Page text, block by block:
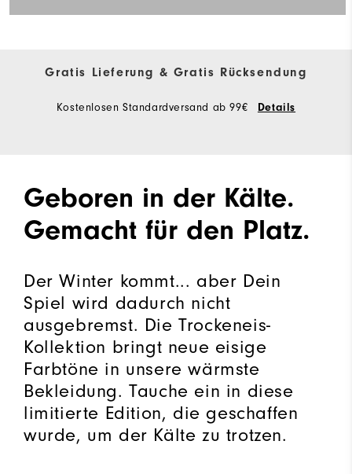
Gratis Lieferung & Gratis Rücksendung
Kostenlosen Standardversand ab 99€ Details
Geboren in der Kälte.
Gemacht für den Platz.
Der Winter kommt... aber Dein
Spiel wird dadurch nicht
ausgebremst. Die Trockeneis-
Kollektion bringt neue eisige
Farbtöne in unsere wärmste
Bekleidung. Tauche ein in diese
limitierte Edition, die geschaffen
wurde, um der Kälte zu trotzen.